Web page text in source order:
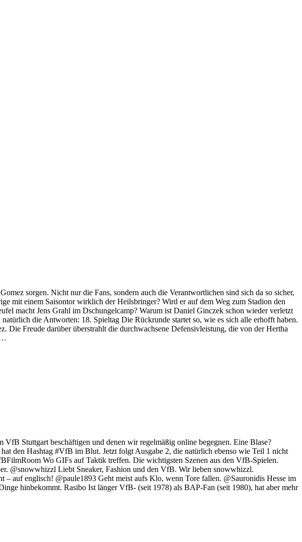
sorgen. Nicht nur die Fans, sondern auch die Verantwortlichen sind sich da so sicher,
mit einem Saisontor wirklich der Heilsbringer? Wird er auf dem Weg zum Stadion den
macht Jens Grahl im Dschungelcamp? Warum ist Daniel Ginczek schon wieder verletzt
die Antworten: 18. Spieltag Die Rückrunde startet so, wie es sich alle erhofft haben.
Freude darüber überstrahlt die durchwachsene Defensivleistung, die von der Hertha
…
Stuttgart beschäftigen und denen wir regelmäßig online begegnen. Eine Blase?
den Hashtag #VfB im Blut. Jetzt folgt Ausgabe 2, die natürlich ebenso wie Teil 1 nicht
Wo GIFs auf Taktik treffen. Die wichtigsten Szenen aus den VfB-Spielen.
@snowwhizzl Liebt Sneaker, Fashion und den VfB. Wir lieben snowwhizzl.
auf englisch! @paule1893 Geht meist aufs Klo, wenn Tore fallen. @Sauronidis Hesse im
hinbekommt. Rasibo Ist länger VfB- (seit 1978) als BAP-Fan (seit 1980), hat aber mehr